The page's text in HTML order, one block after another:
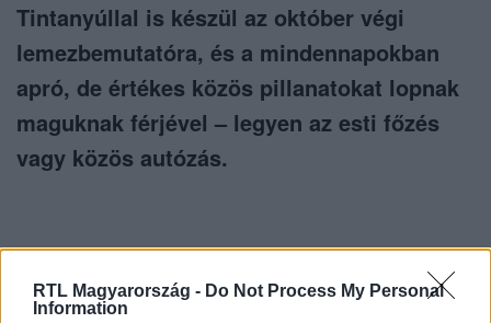
RTL Magyarország - Do Not Process My Personal
Information
Tintanyúllal is készül az október végi
lemezbemutatóra, és a mindennapokban
apró, de értékes közös pillanatokat lopnak
maguknak férjével – legyen az esti főzés
vagy közös autózás.
Itt állítsd be, hogy az RTL.hu az elsők között